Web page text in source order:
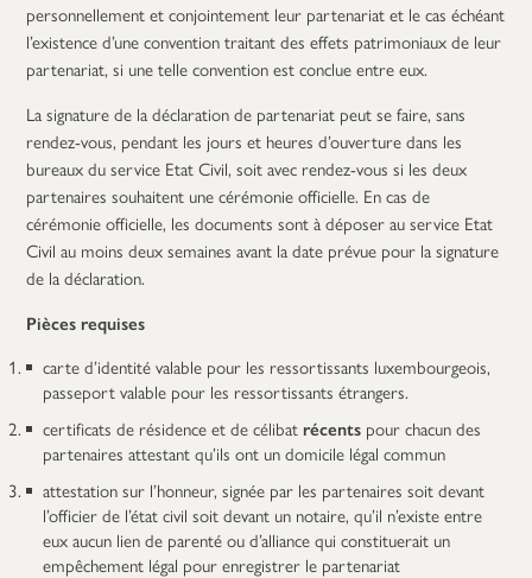
personnellement et conjointement leur partenariat et le cas échéant
l’existence d’une convention traitant des effets patrimoniaux de leur
partenariat, si une telle convention est conclue entre eux.
La signature de la déclaration de partenariat peut se faire, sans
rendez-vous, pendant les jours et heures d’ouverture dans les
bureaux du service Etat Civil, soit avec rendez-vous si les deux
partenaires souhaitent une cérémonie officielle. En cas de
cérémonie officielle, les documents sont à déposer au service Etat
Civil au moins deux semaines avant la date prévue pour la signature
de la déclaration.
Pièces requises
carte d’identité valable pour les ressortissants luxembourgeois,
passeport valable pour les ressortissants étrangers.
certificats de résidence et de célibatrécents pour chacun des
partenaires attestant qu’ils ont un domicile légal commun
attestation sur l’honneur, signée par les partenaires soit devant
l’officier de l’état civil soit devant un notaire, qu’il n’existe entre
eux aucun lien de parenté ou d’alliance qui constituerait un
empêchement légal pour enregistrer le partenariat